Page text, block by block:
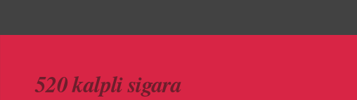
520 kalpli sigara